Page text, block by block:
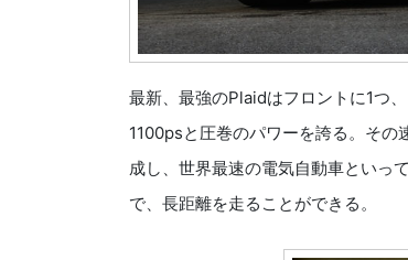
最新、最強のPlaidはフロントに1つ
1100psと圧巻のパワーを誇る。そ
成し、世界最速の電気自動車といっ
で、長距離を走ることができる。